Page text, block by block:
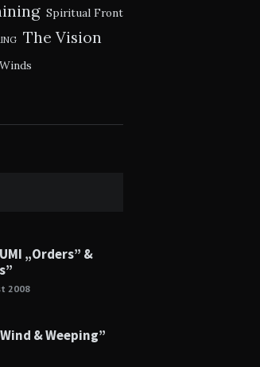
Spiritual Front
The Vision
Winds
„Orders” &
2008
Wind & Weeping”